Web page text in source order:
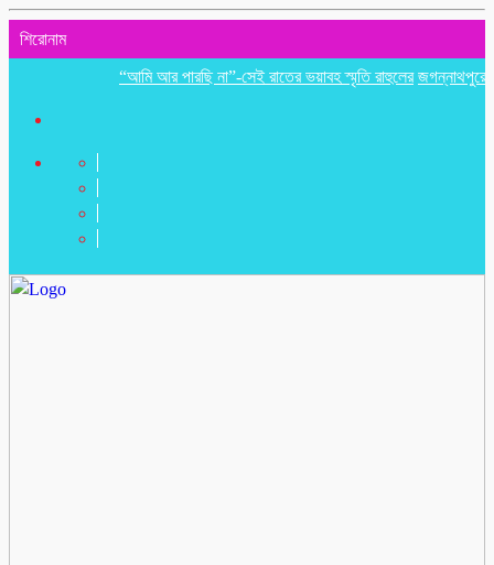
শিরোনাম
“আমি আর পারছি না”-সেই রাতের ভয়াবহ স্মৃতি রাহুলের জগন্নাথপুরে ইউপি